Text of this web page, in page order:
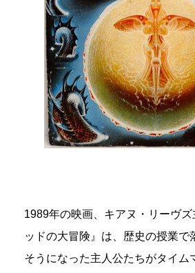
1989年の映画、キアヌ・リーヴ
ッドの大冒険』は、歴史の授業で
そうになった主人公たちがタイム